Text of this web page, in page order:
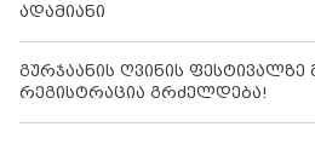
ადამიანი
გურჯაანის ღვინის ფესტივალზე
რეგისტრაცია გრძელდება!